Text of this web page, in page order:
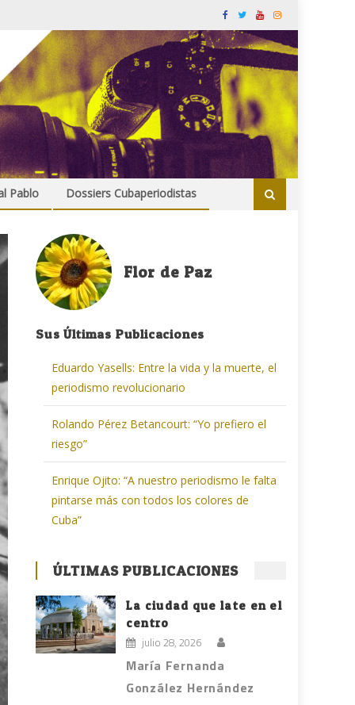
Pablo Dossiers Cubaperiodistas
Flor de Paz
Sus Últimas Publicaciones
Eduardo Yasells: Entre la vida y la muerte, el
periodismo revolucionario
Rolando Pérez Betancourt: “Yo prefiero el
riesgo”
Enrique Ojito: “A nuestro periodismo le falta
pintarse más con todos los colores de
Cuba”
ÚLTIMAS PUBLICACIONES
La ciudad que late en el
centro
julio 28, 2026
María Fernanda
González Hernández